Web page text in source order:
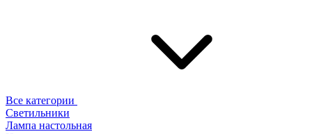
Все категории
Светильники
Лампа настольная